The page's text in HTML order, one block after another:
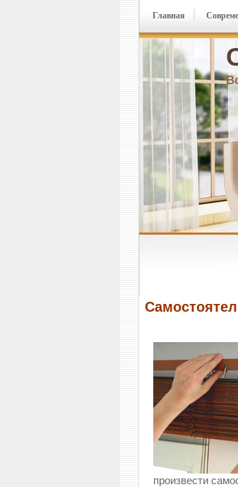
Главная
произвести